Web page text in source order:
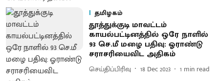
தமிழகம்
தூத்துக்குடி மாவட்டம்
காயல்பட்டினத்தில் ஒரே நாளில்
93 செ.மீ மழை பதிவு: ஓராண்டு
சராசரியைவிட அதிகம்
செய்திப்பிரிவு 18 Dec 2023 1 min read